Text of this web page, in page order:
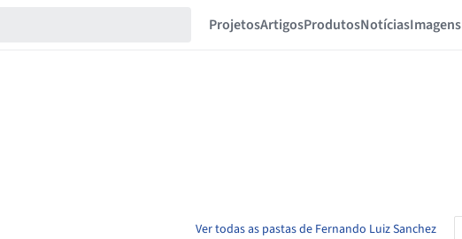
ProjetosArtigosProdutosNotíciasImagens
Ver todas as pastas de Fernando Luiz Sanchez